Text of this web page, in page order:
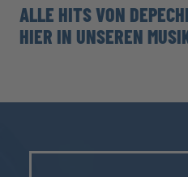
ALLE HITS VON
HIER IN UNSEREN